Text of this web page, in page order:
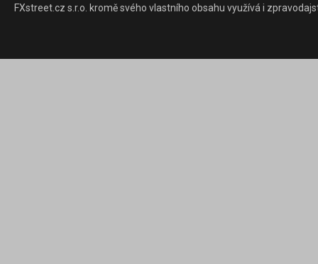
FXstreet.cz s.r.o. kromě svého vlastního obsahu využívá i